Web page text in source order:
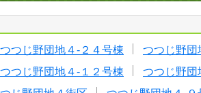
つつじ野団地４-２４号棟
つつじ野団
つつじ野団地４-１２号棟
つつじ野団